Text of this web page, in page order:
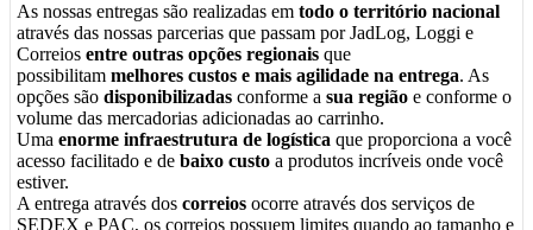
As nossas entregas são realizadas em todo o território nacional
através das nossas parcerias que passam por JadLog, Loggi e
Correios entre outras opções regionais que
possibilitam melhores custos e mais agilidade na entrega. As
opções são disponibilizadas conforme a sua região e conforme o
volume das mercadorias adicionadas ao carrinho.
Uma enorme infraestrutura de logística que proporciona a você
acesso facilitado e de baixo custo a produtos incríveis onde você
estiver.
A entrega através dos correios ocorre através dos serviços de
SEDEX e PAC, os correios possuem limites quando ao tamanho e